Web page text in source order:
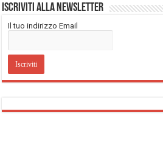
Iscriviti alla Newsletter
Il tuo indirizzo Email